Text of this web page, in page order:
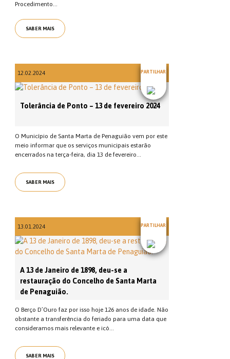
Procedimento...
SABER MAIS
12.02.2024 PARTILHAR
Tolerância de Ponto – 13 de fevereiro 2024
O Município de Santa Marta de Penaguião vem por este
meio informar que os serviços municipais estarão
encerrados na terça-feira, dia 13 de fevereiro...
SABER MAIS
13.01.2024 PARTILHAR
A 13 de Janeiro de 1898, deu-se a
restauração do Concelho de Santa Marta
de Penaguião.
O Berço D’Ouro faz por isso hoje 126 anos de idade. Não
obstante a transferência do feriado para uma data que
consideramos mais relevante e icó...
SABER MAIS